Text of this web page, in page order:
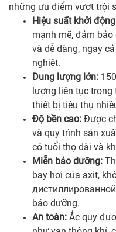
những ưu điểm vượt trội
Hiệu suất khởi
mạnh mẽ, đảm
và dễ dàng, ngay
nghiệt.
Dung lượng lớn:
lượng liên tục trong
thiết bị tiêu thụ
Độ bền cao: Được
và quy trình sản
có tuổi thọ dài và
Miễn bảo dưỡng:
bay hơi của axit,
bảo dưỡng.
An toàn: Ắc quy